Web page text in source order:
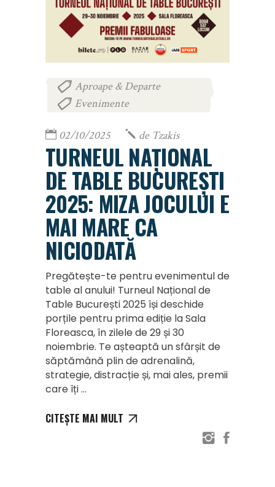
Aproape & Departe
Evenimente
02/10/2025 de Tzakis
TURNEUL NAȚIONAL
DE TABLE BUCUREȘTI
2025: MIZA JOCULUI E
MAI MARE CA
NICIODATĂ
Pregătește-te pentru evenimentul de
table al anului! Turneul Național de
Table București 2025 își deschide
porțile pentru prima ediție la Sala
Floreasca, în zilele de 29 și 30
noiembrie. Te așteaptă un sfârșit de
săptămână plin de adrenalină,
strategie, distracție și, mai ales, premii
care îți
CITEȘTE MAI MULT